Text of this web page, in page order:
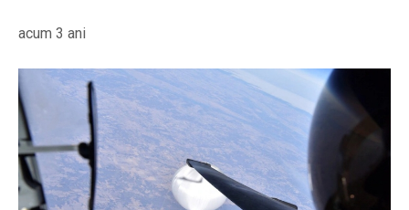
acum 3 ani